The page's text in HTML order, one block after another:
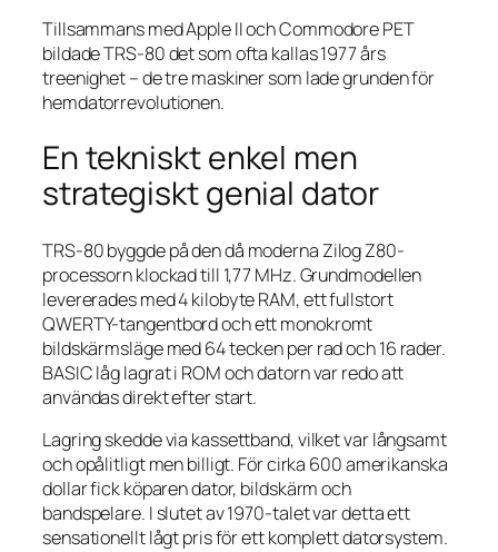
Tillsammans med Apple II och Commodore PET
bildade TRS-80 det som ofta kallas 1977 års
treenighet – de tre maskiner som lade grunden för
hemdatorrevolutionen.
En tekniskt enkel men
strategiskt genial dator
TRS-80 byggde på den då moderna Zilog Z80-
processorn klockad till 1,77 MHz. Grundmodellen
levererades med 4 kilobyte RAM, ett fullstort
QWERTY-tangentbord och ett monokromt
bildskärmsläge med 64 tecken per rad och 16 rader.
BASIC låg lagrat i ROM och datorn var redo att
användas direkt efter start.
Lagring skedde via kassettband, vilket var långsamt
och opålitligt men billigt. För cirka 600 amerikanska
dollar fick köparen dator, bildskärm och
bandspelare. I slutet av 1970-talet var detta ett
sensationellt lågt pris för ett komplett datorsystem.